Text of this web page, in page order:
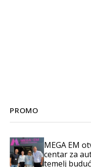
PROMO
MEGA EM
centar za
temelj